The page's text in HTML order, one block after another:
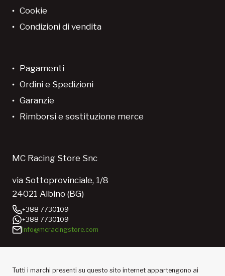
Cookie
Condizioni di vendita
Pagamenti
Ordini e Spedizioni
Garanzie
Rimborsi e sostituzione merce
MC Racing Store Snc
via Sottoprovinciale, 1/8
24021 Albino (BG)
+388 7730109
+388 7730109
info@mcracingstore.com
Tutti i marchi presenti su questo sito internet appartengono ai